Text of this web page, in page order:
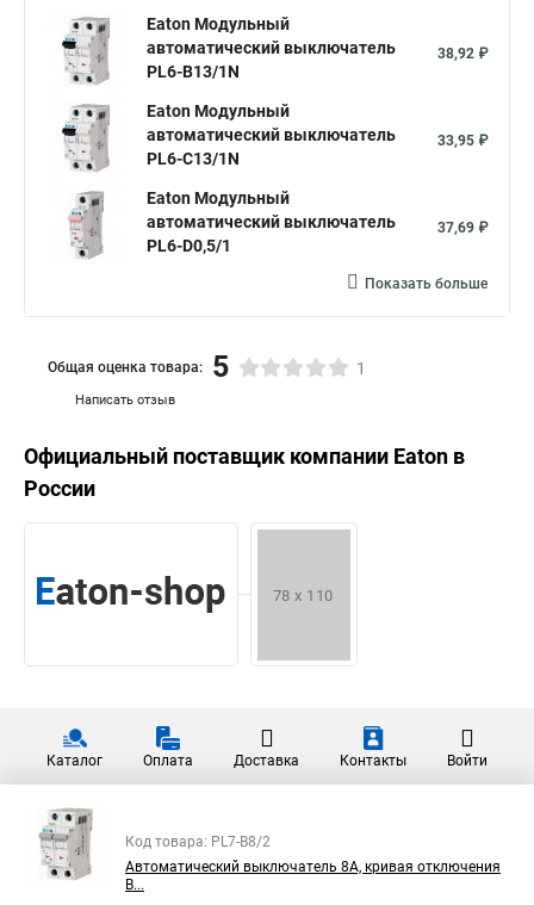
Eaton Модульный
автоматический выключатель
PL6-B13/1N
38,92 ₽
Eaton Модульный
автоматический выключатель
PL6-C13/1N
33,95 ₽
Eaton Модульный
автоматический выключатель
PL6-D0,5/1
37,69 ₽
Показать больше
Написать отзыв
Общая оценка товара: 5 1
Официальный поставщик компании Eaton в
России
Каталог Оплата Доставка Контакты Войти
Код товара: PL7-B8/2
Автоматический выключатель 8А, кривая отключения
B...